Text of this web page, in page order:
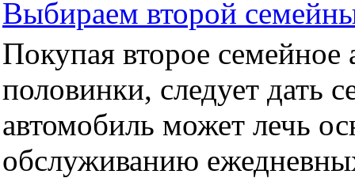
Выбираем второй
Покупая второе семейное
половинки, следует дать
автомобиль может лечь
обслуживанию